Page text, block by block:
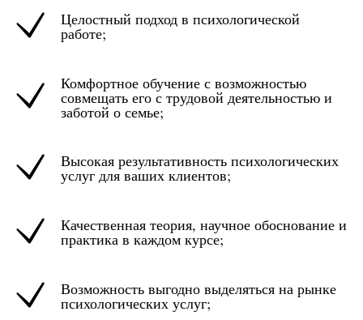
Целостный подход в психологической
работе;
Комфортное обучение с возможностью
совмещать его с трудовой деятельностью и
заботой о семье;
Высокая результативность психологических
услуг для ваших клиентов;
Качественная теория, научное обоснование и
практика в каждом курсе;
Возможность выгодно выделяться на рынке
психологических услуг;